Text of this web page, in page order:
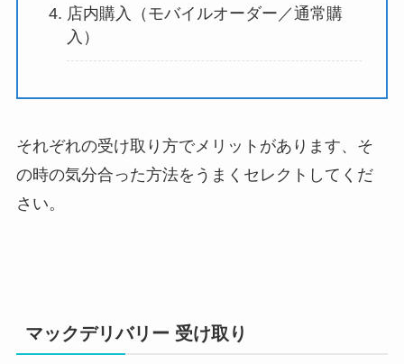
店内購入（モバイルオーダー／通常購
入）
それぞれの受け取り方でメリットがあります、そ
の時の気分合った方法をうまくセレクトしてくだ
さい。
マックデリバリー 受け取り